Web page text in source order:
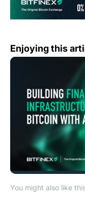
Enjoying this
You might also like
以 Ark 建構比特幣金